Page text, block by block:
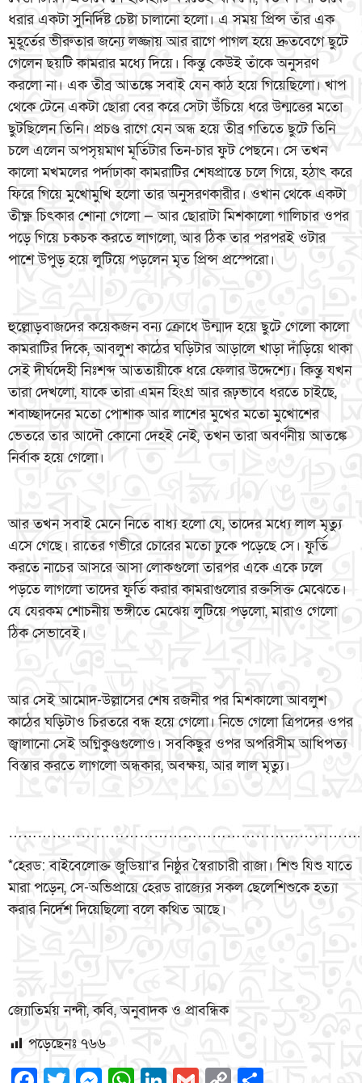
ধরার একটা সুনির্দিষ্ট চেষ্টা চালানো হলো। এ সময় প্রিন্স তাঁর এক
মুহূর্তের ভীরুতার জন্যে লজ্জায় আর রাগে পাগল হয়ে দ্রুতবেগে ছুটে
গেলেন ছয়টি কামরার মধ্যে দিয়ে। কিন্তু কেউই তাঁকে অনুসরণ
করলো না। এক তীব্র আতঙ্কে সবাই যেন কাঠ হয়ে গিয়েছিলো। খাপ
থেকে টেনে একটা ছোরা বের করে সেটা উঁচিয়ে ধরে উন্মত্তের মতো
ছুটছিলেন তিনি। প্রচণ্ড রাগে যেন অন্ধ হয়ে তীব্র গতিতে ছুটে তিনি
চলে এলেন অপসৃয়মাণ মূর্তিটার তিন-চার ফুট পেছনে। সে তখন
কালো মখমলের পর্দাঢাকা কামরাটির শেষপ্রান্তে চলে গিয়ে, হঠাৎ করে
ফিরে গিয়ে মুখোমুখি হলো তার অনুসরণকারীর। ওখান থেকে একটা
তীক্ষ্ণ চিৎকার শোনা গেলো — আর ছোরাটা মিশকালো গালিচার ওপর
পড়ে গিয়ে চকচক করতে লাগলো, আর ঠিক তার পরপরই ওটার
পাশে উপুড় হয়ে লুটিয়ে পড়লেন মৃত প্রিন্স প্রস্পেরো।
হুল্লোড়বাজদের কয়েকজন বন্য ক্রোধে উন্মাদ হয়ে ছুটে গেলো কালো
কামরাটির দিকে, আবলুশ কাঠের ঘড়িটার আড়ালে খাড়া দাঁড়িয়ে থাকা
সেই দীর্ঘদেহী নিঃশব্দ আততায়ীকে ধরে ফেলার উদ্দেশ্যে। কিন্তু যখন
তারা দেখলো, যাকে তারা এমন হিংগ্র আর রূঢ়ভাবে ধরতে চাইছে,
শবাচ্ছাদনের মতো পোশাক আর লাশের মুখের মতো মুখোশের
ভেতরে তার আদৌ কোনো দেহই নেই, তখন তারা অবর্ণনীয় আতঙ্কে
নির্বাক হয়ে গেলো।
আর তখন সবাই মেনে নিতে বাধ্য হলো যে, তাদের মধ্যে লাল মৃত্যু
এসে গেছে। রাতের গভীরে চোরের মতো ঢুকে পড়েছে সে। ফুর্তি
করতে নাচের আসরে আসা লোকগুলো তারপর একে একে ঢলে
পড়তে লাগলো তাদের ফুর্তি করার কামরাগুলোর রক্তসিক্ত মেঝেতে।
যে যেরকম শোচনীয় ভঙ্গীতে মেঝেয় লুটিয়ে পড়লো, মারাও গেলো
ঠিক সেভাবেই।
আর সেই আমোদ-উল্লাসের শেষ রজনীর পর মিশকালো আবলুশ
কাঠের ঘড়িটাও চিরতরে বন্ধ হয়ে গেলো। নিভে গেলো ত্রিপদের ওপর
জ্বালানো সেই অগ্নিকুণ্ডগুলোও। সবকিছুর ওপর অপরিসীম আধিপত্য
বিস্তার করতে লাগলো অন্ধকার, অবক্ষয়, আর লাল মৃত্যু।
……………………………………………………………….
*হেরড: বাইবেলোক্ত জুডিয়া’র নিষ্ঠুর স্বৈরাচারী রাজা। শিশু যিশু যাতে
মারা পড়েন, সে-অভিপ্রায়ে হেরড রাজ্যের সকল ছেলেশিশুকে হত্যা
করার নির্দেশ দিয়েছিলো বলে কথিত আছে।
জ্যোতির্ময় নন্দী, কবি, অনুবাদক ও প্রাবন্ধিক
পড়েছেনঃ ৭৬৬